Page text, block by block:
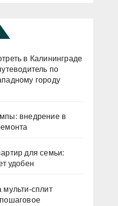
в Калининграде
по
городу
внедрение в
для семьи:
удобен
мульти-сплит